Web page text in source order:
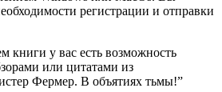
регистрации и отправки
книги у вас есть возможность
или цитатами из
Фермер. В объятиях тьмы!”